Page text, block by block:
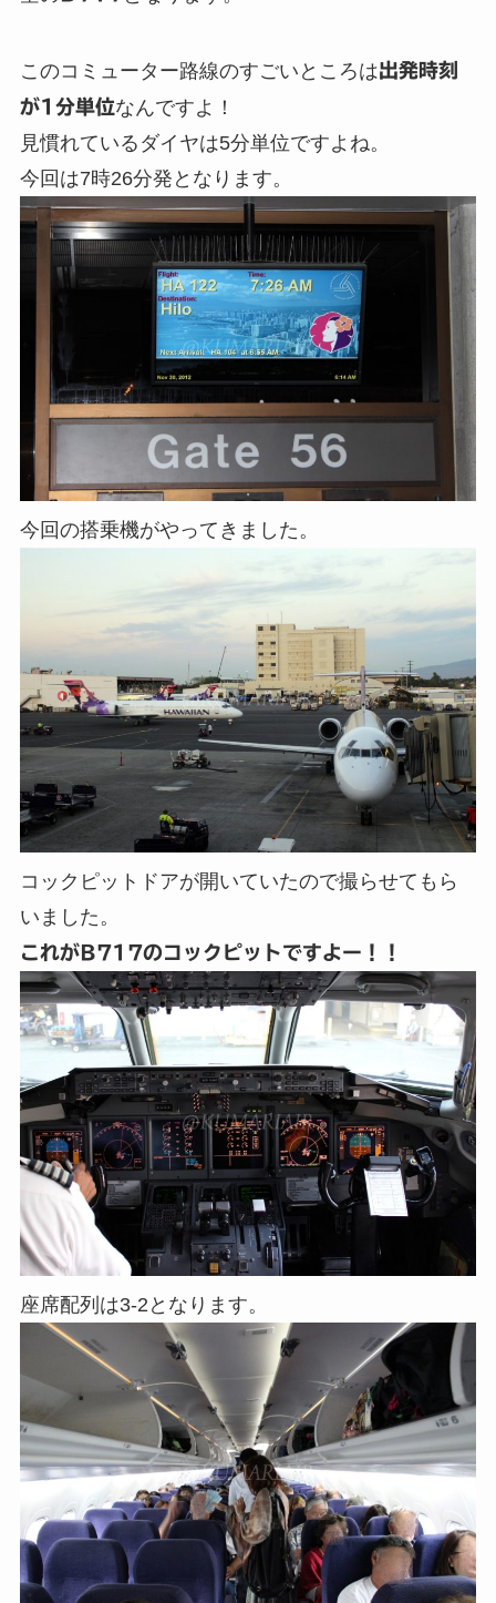
このコミューター路線のすごいところは出発時刻
が1分単位なんですよ！
見慣れているダイヤは5分単位ですよね。
今回は7時26分発となります。
今回の搭乗機がやってきました。
コックピットドアが開いていたので撮らせてもら
いました。
これがB717のコックピットですよー！！
座席配列は3-2となります。